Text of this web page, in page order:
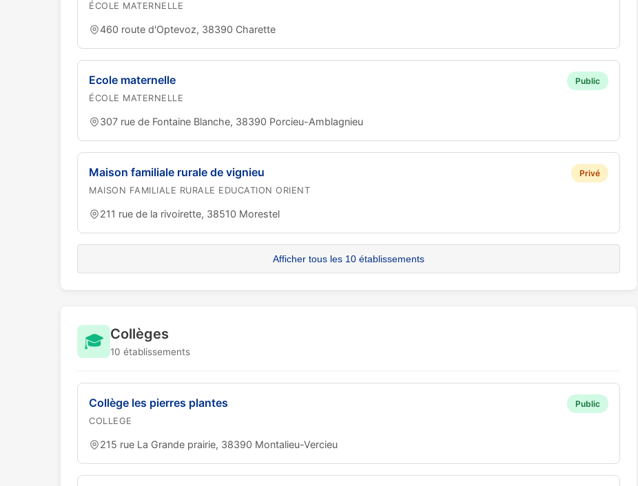
ÉCOLE MATERNELLE
460 route d'Optevoz, 38390 Charette
Ecole maternelle
ÉCOLE MATERNELLE
Public
307 rue de Fontaine Blanche, 38390 Porcieu-Amblagnieu
Maison familiale rurale de vignieu
MAISON FAMILIALE RURALE EDUCATION ORIENT
Privé
211 rue de la rivoirette, 38510 Morestel
Afficher tous les 10 établissements
🎓 Collèges
10 établissements
Collège les pierres plantes
COLLEGE
Public
215 rue La Grande prairie, 38390 Montalieu-Vercieu